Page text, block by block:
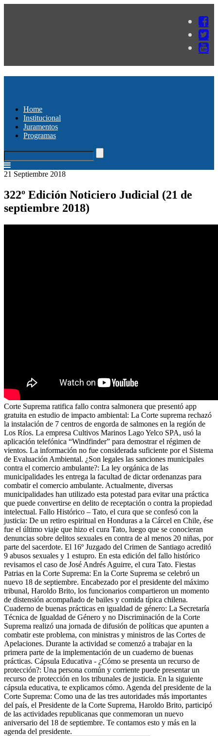
Home
Institucional
Juramentos
Programas
21 Septiembre 2018
322º Edición Noticiero Judicial (21 de
septiembre 2018)
Corte Suprema ratifica fallo contra salmonera que presentó app
gratuita en estudio de impacto ambiental: La Corte suprema rechazó
la instalación de 7 centros de engorda de salmones en la región de
Los Ríos. La empresa Cultivos Marinos Lago Yelco SPA, usó la
aplicación telefónica “Windfinder” para demostrar el régimen de
vientos. La información no fue considerada suficiente por el Sistema
de Evaluación Ambiental. ¿Son legales las sanciones municipales
contra el comercio ambulante?: La ley orgánica de las
municipalidades les entrega la facultad de dictar ordenanzas para
combatir el comercio ambulante. Actualmente, diversas
municipalidades han utilizado esta potestad para evitar una práctica
que puede convertirse en delito de receptación o contra la propiedad
intelectual. Fallo Histórico – Tato, el cura que se confesó con la
justicia: De un retiro espiritual en Honduras a la Cárcel en Chile, ése
fue el último viaje que hizo el cura Tato, luego que se conocieran
denuncias sobre delitos sexuales en contra de al menos 20 niñas, por
parte del sacerdote. El 16º Juzgado del Crimen de Santiago acreditó
9 abusos sexuales y 1 estupro. En esta edición del fallo histórico
revisamos el caso de José Andrés Aguirre, el cura Tato. Fiestas
Patrias en la Corte Suprema: En la Corte Suprema se celebró un
nuevo 18 de septiembre. Encabezado por el presidente del máximo
tribunal, Haroldo Brito, los funcionarios compartieron un momento
de distensión acompañado de bailes y comida típica chilena.
Cuaderno de buenas prácticas en igualdad de género: La Secretaría
Técnica de Igualdad de Género y no Discriminación de la Corte
Suprema realizó una jornada de difusión de políticas que apunten a
combatir este problema, con ministras y ministros de las Cortes de
Apelaciones. Durante la actividad se comenzó a trabajar en la
primera parte de la implementación de un cuaderno de buenas
prácticas. Cápsula Educativa - ¿Cómo se presenta un recurso de
protección?: Una persona común y corriente puede presentar un
recurso de protección en los tribunales de justicia. En la siguiente
cápsula educativa, te explicamos cómo. Agenda del presidente de la
Corte Suprema: Como una de las tres autoridades más importantes
del país, el Presidente de la Corte Suprema, Haroldo Brito, participó
de las actividades republicanas que conmemoran un nuevo
aniversario del 18 de septiembre. Te contamos esto y más en la
agenda del presidente.